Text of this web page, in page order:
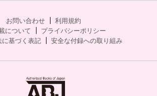
お問い合わせ
利用規約
について
プライバシーポリシー
基づく表記
安全な付録への取り組み